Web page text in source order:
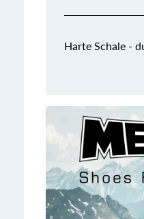
Harte Schale -